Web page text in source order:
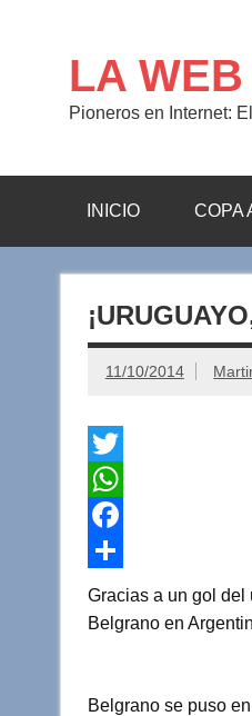
LA WEB
Pioneros en Internet:
INICIO COPA
11/10/2014
T
w
t
t
W
h
a
t
F
a
c
C
o
Gracias a un gol del
Belgrano en
Belgrano se puso